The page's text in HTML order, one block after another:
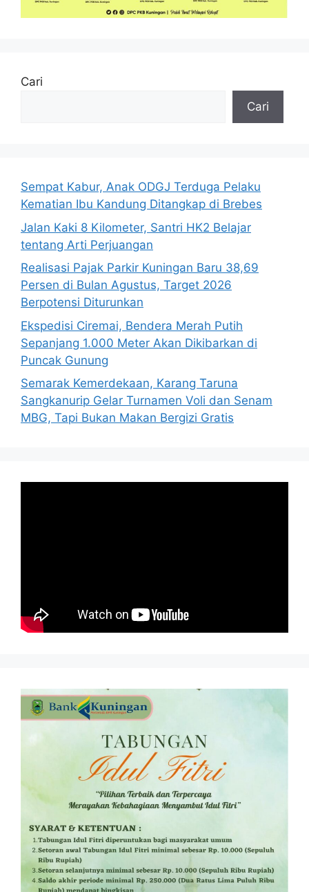
Cari
Cari
Sempat Kabur, Anak ODGJ Terduga Pelaku
Kematian Ibu Kandung Ditangkap di Brebes
Jalan Kaki 8 Kilometer, Santri HK2 Belajar
tentang Arti Perjuangan
Realisasi Pajak Parkir Kuningan Baru 38,69
Persen di Bulan Agustus, Target 2026
Berpotensi Diturunkan
Ekspedisi Ciremai, Bendera Merah Putih
Sepanjang 1.000 Meter Akan Dikibarkan di
Puncak Gunung
Semarak Kemerdekaan, Karang Taruna
Sangkanurip Gelar Turnamen Voli dan Senam
MBG, Tapi Bukan Makan Bergizi Gratis